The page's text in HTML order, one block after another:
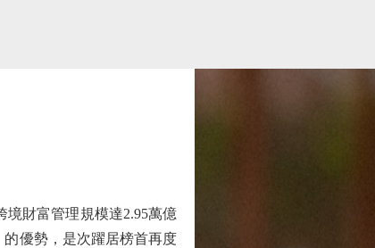
財富管理規模達2.95萬億
優勢，是次躍居榜首再度